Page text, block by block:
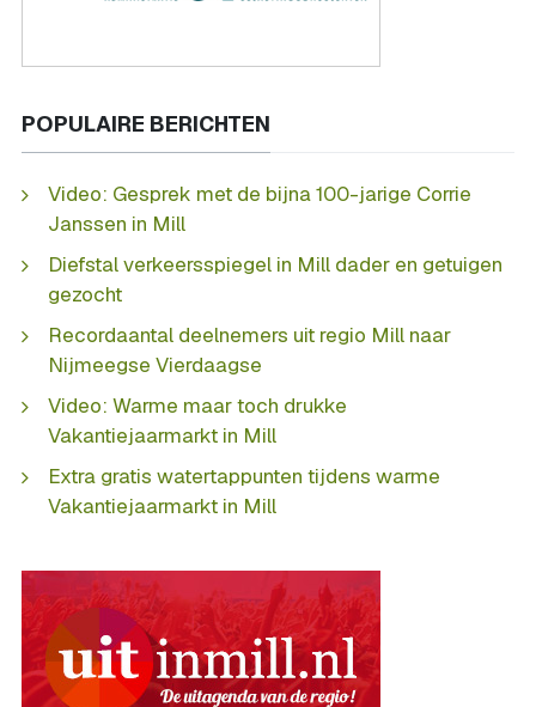
POPULAIRE BERICHTEN
Video: Gesprek met de bijna 100-jarige Corrie
Janssen in Mill
Diefstal verkeersspiegel in Mill dader en getuigen
gezocht
Recordaantal deelnemers uit regio Mill naar
Nijmeegse Vierdaagse
Video: Warme maar toch drukke
Vakantiejaarmarkt in Mill
Extra gratis watertappunten tijdens warme
Vakantiejaarmarkt in Mill